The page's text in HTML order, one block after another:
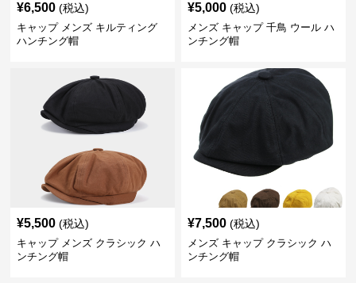
¥6,500 (税込)
キャップ メンズ キルティング
ハンチング帽
¥5,000 (税込)
メンズ キャップ 千鳥 ウール ハ
ンチング帽
¥5,500 (税込)
キャップ メンズ クラシック ハ
ンチング帽
¥7,500 (税込)
メンズ キャップ クラシック ハ
ンチング帽